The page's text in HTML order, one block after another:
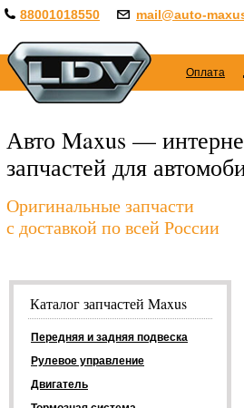
88001018550 mail@auto-
Оплата
Авто Maxus —
запчастей для
Оригинальные запчасти
с доставкой по всей России
Каталог запчастей Maxus
Передняя и задняя подвеска
Рулевое управление
Двигатель